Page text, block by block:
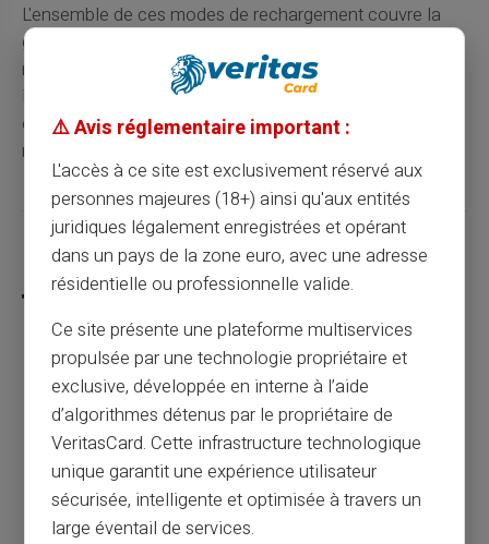
L'ensemble de ces modes de rechargement couvre la
grande majorité des situations financières atypiques
rencontrées par les étudiants, les travailleurs
indépendants, les nouveaux arrivants ou les personnes
en reconversion, pour lesquels la justification d'un
revenu fixe et régulier n'est ni possible ni pertinente.
Partager cet article
Fichage Banque de France : 3 solutions
pour continuer à payer et être payé
Article précédent
⚠️ Avis réglementaire important :
L'accès à ce site est exclusivement réservé aux
personnes majeures (18+) ainsi qu'aux entités
juridiques légalement enregistrées et opérant
dans un pays de la zone euro, avec une adresse
résidentielle ou professionnelle valide.
Ce site présente une plateforme multiservices
propulsée par une technologie propriétaire et
exclusive, développée en interne à l’aide
d’algorithmes détenus par le propriétaire de
VeritasCard. Cette infrastructure technologique
unique garantit une expérience utilisateur
sécurisée, intelligente et optimisée à travers un
large éventail de services.